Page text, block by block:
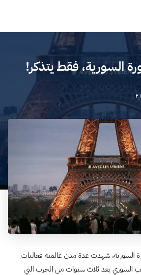
السورية، فقط يتذكر!
السورية، شهدت عدة مدن عالمية فعاليات
السوري بعد ثلاث سنوات من الحرب التي